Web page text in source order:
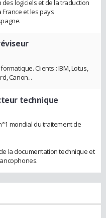
logiciels et de la traduction
et les pays
Clients : IBM, Lotus,
Canon...
technique
mondial du traitement de
la documentation technique et